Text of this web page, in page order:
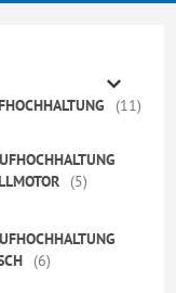
11
5
6